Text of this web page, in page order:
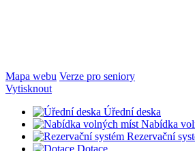
Mapa webu Verze pro seniory
Vytisknout
Úřední deska
Nabídka
Rezervační
Dotace